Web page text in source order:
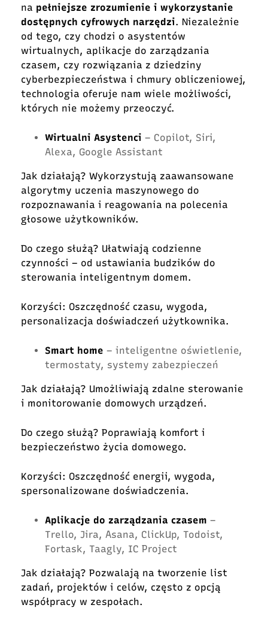
na pełniejsze zrozumienie i wykorzystanie
dostępnych cyfrowych narzędzi. Niezależnie
od tego, czy chodzi o asystentów
wirtualnych, aplikacje do zarządzania
czasem, czy rozwiązania z dziedziny
cyberbezpieczeństwa i chmury obliczeniowej,
technologia oferuje nam wiele możliwości,
których nie możemy przeoczyć.
Wirtualni Asystenci – Copilot, Siri,
Alexa, Google Assistant
Jak działają? Wykorzystują zaawansowane
algorytmy uczenia maszynowego do
rozpoznawania i reagowania na polecenia
głosowe użytkowników.
Do czego służą? Ułatwiają codzienne
czynności – od ustawiania budzików do
sterowania inteligentnym domem.
Korzyści: Oszczędność czasu, wygoda,
personalizacja doświadczeń użytkownika.
Smart home – inteligentne oświetlenie,
termostaty, systemy zabezpieczeń
Jak działają? Umożliwiają zdalne sterowanie
i monitorowanie domowych urządzeń.
Do czego służą? Poprawiają komfort i
bezpieczeństwo życia domowego.
Korzyści: Oszczędność energii, wygoda,
spersonalizowane doświadczenia.
Aplikacje do zarządzania czasem –
Trello, Jira, Asana, ClickUp, Todoist,
Fortask, Taagly, IC Project
Jak działają? Pozwalają na tworzenie list
zadań, projektów i celów, często z opcją
współpracy w zespołach.